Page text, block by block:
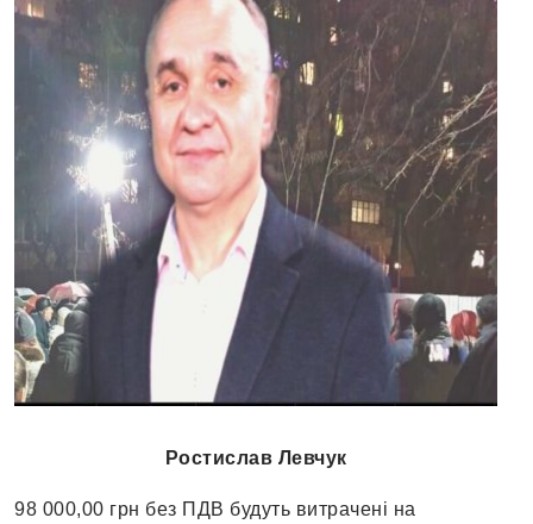
Ростислав Левчук
98 000,00 грн без ПДВ будуть витрачені на